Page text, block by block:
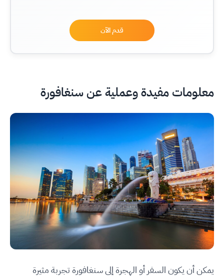
قدم الآن
معلومات مفيدة وعملية عن سنغافورة
يمكن أن يكون السفر أو الهجرة إلى سنغافورة تجربة مثيرة